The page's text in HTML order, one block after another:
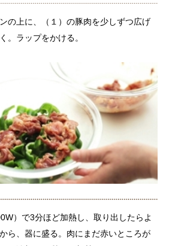
）で3分ほど加熱し、取り出したらよ
、器に盛る。肉にまだ赤いところが
追加で30秒ほど加熱する。